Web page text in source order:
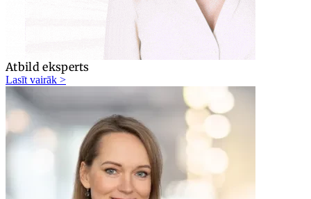
Atbild eksperts
Lasīt vairāk >